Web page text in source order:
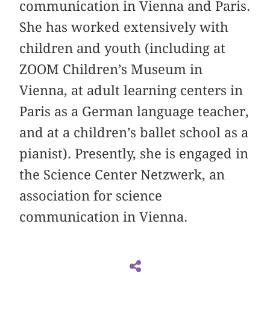
communication in Vienna and Paris.
She has worked extensively with
children and youth (including at
ZOOM Children’s Museum in
Vienna, at adult learning centers in
Paris as a German language teacher,
and at a children’s ballet school as a
pianist). Presently, she is engaged in
the Science Center Netzwerk, an
association for science
communication in Vienna.